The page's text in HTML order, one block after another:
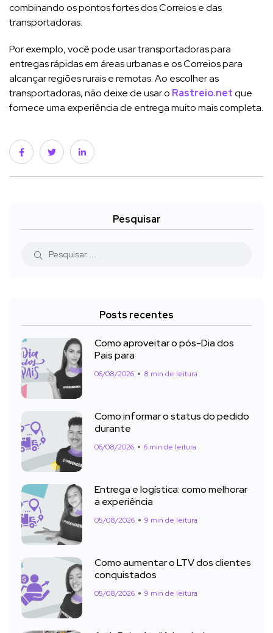
combinando os pontos fortes dos Correios e das
transportadoras.
Por exemplo, você pode usar transportadoras para
entregas rápidas em áreas urbanas e os Correios para
alcançar regiões rurais e remotas. Ao escolher as
transportadoras, não deixe de usar o Rastreio.netque
fornece uma experiência de entrega muito mais completa.
Pesquisar
Posts recentes
Como aproveitar o pós-Dia dos
Pais para
06/08/2026 8 min de leitura
Como informar o status do pedido
durante
06/08/2026 6 min de leitura
Entrega e logística: como melhorar
a experiência
05/08/2026 9 min de leitura
Como aumentar o LTV dos clientes
conquistados
05/08/2026 9 min de leitura